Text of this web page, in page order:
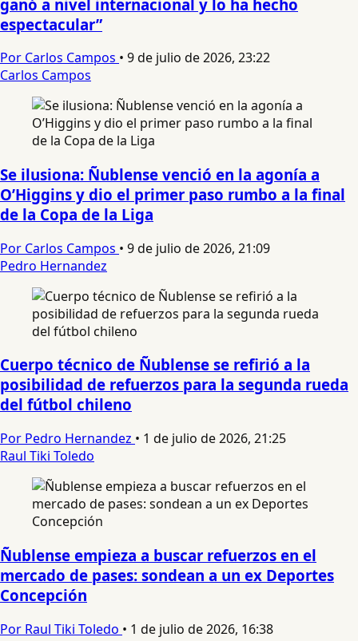
ganó a nivel internacional y lo ha hecho
espectacular”
Por Carlos Campos • 9 de julio de 2026, 23:22
Carlos Campos
Se ilusiona: Ñublense venció en la agonía a
O’Higgins y dio el primer paso rumbo a la final
de la Copa de la Liga
Por Carlos Campos • 9 de julio de 2026, 21:09
Pedro Hernandez
Cuerpo técnico de Ñublense se refirió a la
posibilidad de refuerzos para la segunda rueda
del fútbol chileno
Por Pedro Hernandez • 1 de julio de 2026, 21:25
Raul Tiki Toledo
Ñublense empieza a buscar refuerzos en el
mercado de pases: sondean a un ex Deportes
Concepción
Por Raul Tiki Toledo • 1 de julio de 2026, 16:38